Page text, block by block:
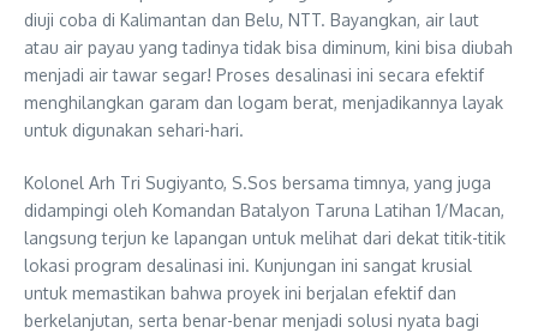
diuji coba di Kalimantan dan Belu, NTT. Bayangkan, air laut
atau air payau yang tadinya tidak bisa diminum, kini bisa diubah
menjadi air tawar segar! Proses desalinasi ini secara efektif
menghilangkan garam dan logam berat, menjadikannya layak
untuk digunakan sehari-hari.
Kolonel Arh Tri Sugiyanto, S.Sos bersama timnya, yang juga
didampingi oleh Komandan Batalyon Taruna Latihan 1/Macan,
langsung terjun ke lapangan untuk melihat dari dekat titik-titik
lokasi program desalinasi ini. Kunjungan ini sangat krusial
untuk memastikan bahwa proyek ini berjalan efektif dan
berkelanjutan, serta benar-benar menjadi solusi nyata bagi